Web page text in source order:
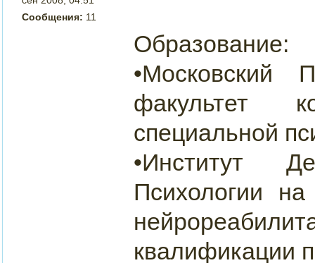
Сообщения: 11
Образование:
•Московский
факультет
специальной
•Институт
Психологии
квалификации